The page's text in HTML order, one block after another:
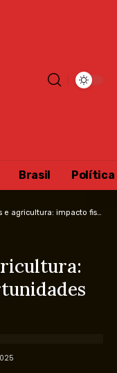
Brasil Política
fiscal e oportunidades para o Brasil rural